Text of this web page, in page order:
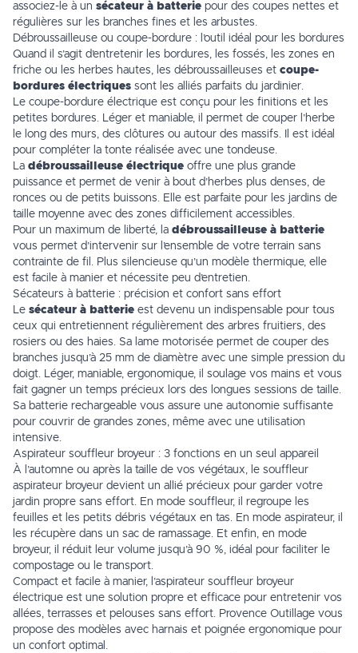
associez-le à un sécateur à batterie pour des coupes nettes et
régulières sur les branches fines et les arbustes.
Débroussailleuse ou coupe-bordure : l’outil idéal pour les bordures
Quand il s’agit d’entretenir les bordures, les fossés, les zones en
friche ou les herbes hautes, les débroussailleuses et coupe-
bordures électriques sont les alliés parfaits du jardinier.
Le coupe-bordure électrique est conçu pour les finitions et les
petites bordures. Léger et maniable, il permet de couper l’herbe
le long des murs, des clôtures ou autour des massifs. Il est idéal
pour compléter la tonte réalisée avec une tondeuse.
La débroussailleuse électrique offre une plus grande
puissance et permet de venir à bout d’herbes plus denses, de
ronces ou de petits buissons. Elle est parfaite pour les jardins de
taille moyenne avec des zones difficilement accessibles.
Pour un maximum de liberté, la débroussailleuse à batterie
vous permet d’intervenir sur l’ensemble de votre terrain sans
contrainte de fil. Plus silencieuse qu’un modèle thermique, elle
est facile à manier et nécessite peu d’entretien.
Sécateurs à batterie : précision et confort sans effort
Le sécateur à batterie est devenu un indispensable pour tous
ceux qui entretiennent régulièrement des arbres fruitiers, des
rosiers ou des haies. Sa lame motorisée permet de couper des
branches jusqu’à 25 mm de diamètre avec une simple pression du
doigt. Léger, maniable, ergonomique, il soulage vos mains et vous
fait gagner un temps précieux lors des longues sessions de taille.
Sa batterie rechargeable vous assure une autonomie suffisante
pour couvrir de grandes zones, même avec une utilisation
intensive.
Aspirateur souffleur broyeur : 3 fonctions en un seul appareil
À l’automne ou après la taille de vos végétaux, le souffleur
aspirateur broyeur devient un allié précieux pour garder votre
jardin propre sans effort. En mode souffleur, il regroupe les
feuilles et les petits débris végétaux en tas. En mode aspirateur, il
les récupère dans un sac de ramassage. Et enfin, en mode
broyeur, il réduit leur volume jusqu’à 90 %, idéal pour faciliter le
compostage ou le transport.
Compact et facile à manier, l’aspirateur souffleur broyeur
électrique est une solution propre et efficace pour entretenir vos
allées, terrasses et pelouses sans effort. Provence Outillage vous
propose des modèles avec harnais et poignée ergonomique pour
un confort optimal.